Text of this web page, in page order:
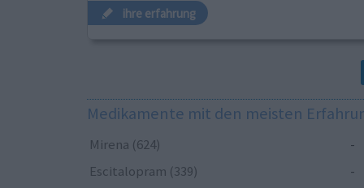
ihre erfahrung
Medikamente mit den meisten
Mirena (624) -
Escitalopram (339)
-